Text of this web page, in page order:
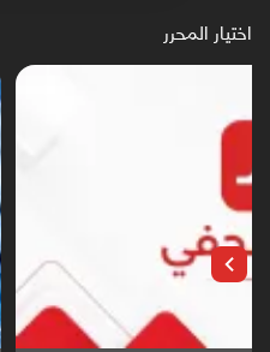
اختيار المحرر